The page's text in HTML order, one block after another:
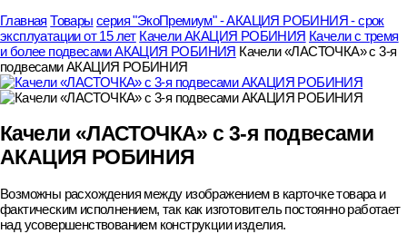
Главная Товары серия "ЭкоПремиум" - АКАЦИЯ РОБИНИЯ - срок
эксплуатации от 15 лет Качели АКАЦИЯ РОБИНИЯ Качели с тремя
и более подвесами АКАЦИЯ РОБИНИЯ Качели «ЛАСТОЧКА» с 3-я
подвесами АКАЦИЯ РОБИНИЯ
Качели «ЛАСТОЧКА» с 3-я подвесами
АКАЦИЯ РОБИНИЯ
Возможны расхождения между изображением в карточке товара и
фактическим исполнением, так как изготовитель постоянно работает
над усовершенствованием конструкции изделия.